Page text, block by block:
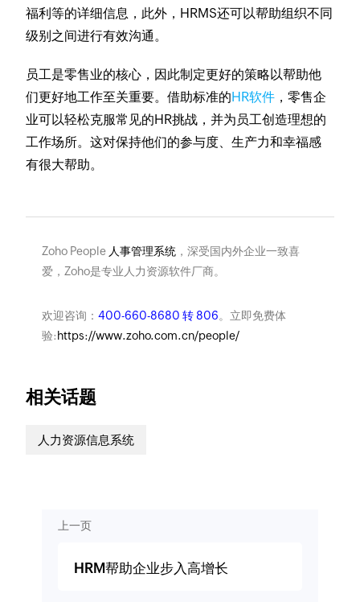
福利等的详细信息，此外，HRMS还可以帮助组织不同
级别之间进行有效沟通。
员工是零售业的核心，因此制定更好的策略以帮助他
们更好地工作至关重要。借助标准的HR软件 ，零售企
业可以轻松克服常见的HR挑战，并为员工创造理想的
工作场所。这对保持他们的参与度、生产力和幸福感
有很大帮助。
Zoho People 人事管理系统，深受国内外企业一致喜
爱，Zoho是专业人力资源软件厂商。
欢迎咨询： 400-660-8680 转 806。立即免费体
验: https://www.zoho.com.cn/people/
相关话题
人力资源信息系统
上一页
HRM帮助企业步入高增长